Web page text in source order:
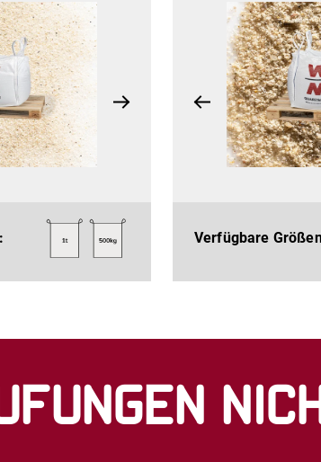
Verfügbare